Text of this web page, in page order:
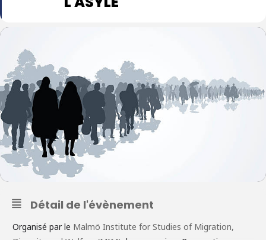
Détail de l'évènement
Organisé par le Malmö Institute for Studies of Migration,